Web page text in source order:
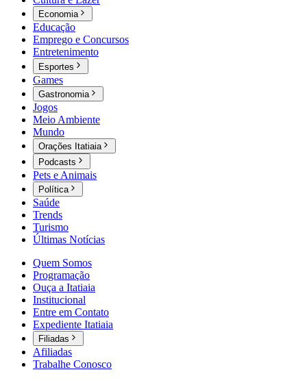
Economia
Educação
Emprego e Concursos
Entretenimento
Esportes
Games
Gastronomia
Jogos
Meio Ambiente
Mundo
Orações Itatiaia
Podcasts
Pets e Animais
Política
Saúde
Trends
Turismo
Últimas Notícias
Quem Somos
Programação
Ouça a Itatiaia
Institucional
Entre em Contato
Expediente Itatiaia
Filiadas
Afiliadas
Trabalhe Conosco